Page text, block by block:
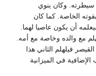
وكان ينوي
الخاصة. كما كان
أن يكون عاصيا لهما.
مع والده وخاصة مع أمه.
القيصر فيلهلم الثاني هذا
في الميزانية